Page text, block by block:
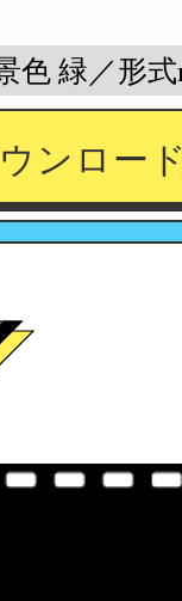
ンロー
色 緑／形式